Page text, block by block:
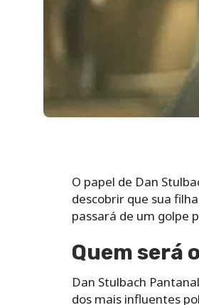
O papel de Dan
descobrir que sua
passará de um golpe
Quem será
Dan Stulbach
dos mais influentes